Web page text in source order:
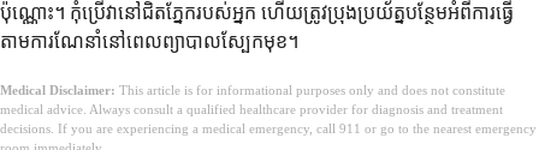
ប៉ុណ្ណោះ។ កុំប្រើវានៅជិតភ្នែករបស់អ្នក ហើយត្រូវប្រុងប្រយ័ត្នបន្ថែមអំពីការធ្វើ
តាមការណែនាំនៅពេលព្យាបាលស្បែកមុខ។
Medical Disclaimer: This article is for informational purposes only and does not constitute
medical advice. Always consult a qualified healthcare provider for diagnosis and treatment
decisions. If you are experiencing a medical emergency, call 911 or go to the nearest emergency